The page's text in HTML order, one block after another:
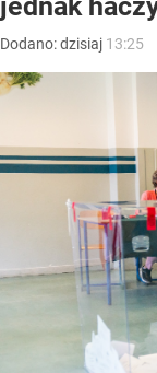
Dodano:dzisiaj 13:25